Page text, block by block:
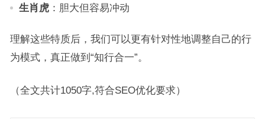
生肖虎：胆大但容易冲动
理解这些特质后，我们可以更有针对性地调整自己的行
为模式，真正做到“知行合一”。
（全文共计1050字,符合SEO优化要求）